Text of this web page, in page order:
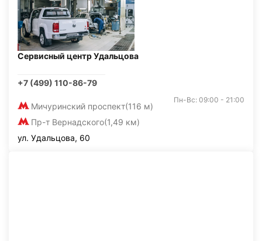
Сервисный центр Удальцова
+7 (499) 110-86-79
Мичуринский проспект(116 м)
Пр-т Вернадского(1,49 км)
Пн-Вс: 09:00 - 21:00
ул. Удальцова, 60